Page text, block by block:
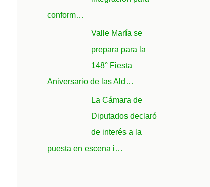
conform…
Valle María se
prepara para la
148° Fiesta
Aniversario de las Ald…
La Cámara de
Diputados declaró
de interés a la
puesta en escena i…